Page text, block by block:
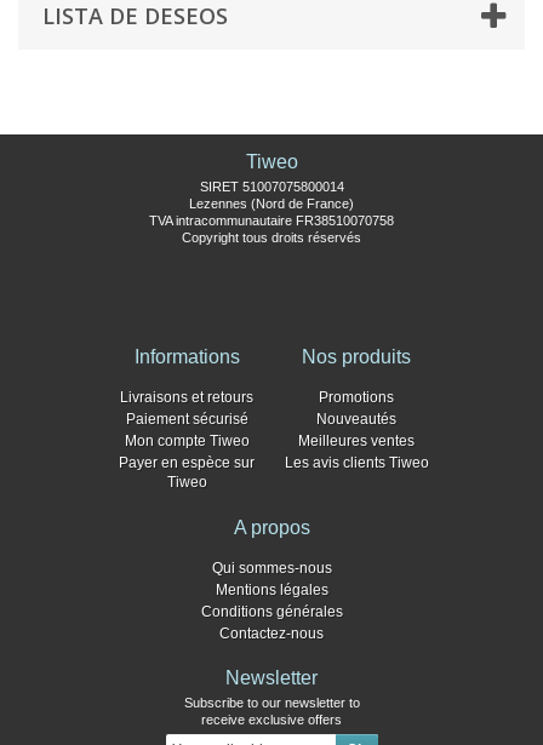
LISTA DE DESEOS
Tiweo
SIRET 51007075800014
Lezennes (Nord de France)
TVA intracommunautaire FR38510070758
Copyright tous droits réservés
Informations
Livraisons et retours
Paiement sécurisé
Mon compte Tiweo
Payer en espèce sur
Tiweo
Nos produits
Promotions
Nouveautés
Meilleures ventes
Les avis clients Tiweo
A propos
Qui sommes-nous
Mentions légales
Conditions générales
Contactez-nous
Newsletter
Subscribe to our newsletter to
receive exclusive offers